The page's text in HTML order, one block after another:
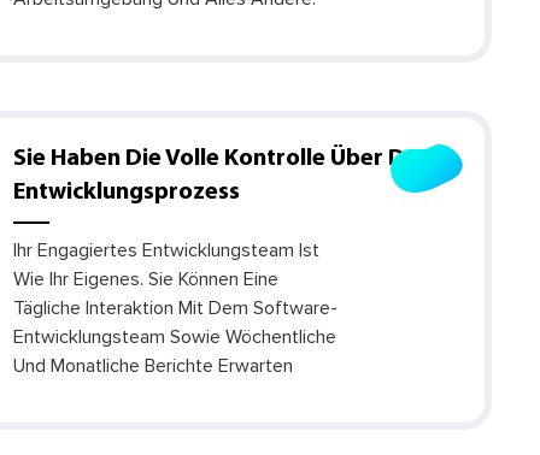
Sie Haben Die Volle Kontrolle Über Den
Entwicklungsprozess
Ihr Engagiertes Entwicklungsteam Ist
Wie Ihr Eigenes. Sie Können Eine
Tägliche Interaktion Mit Dem Software-
Entwicklungsteam Sowie Wöchentliche
Und Monatliche Berichte Erwarten